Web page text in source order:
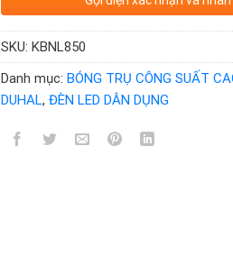
SKU: KBNL850
Danh mục: BÓNG TRỤ CÔNG SUẤT
DUHAL, ĐÈN LED DÂN DỤNG